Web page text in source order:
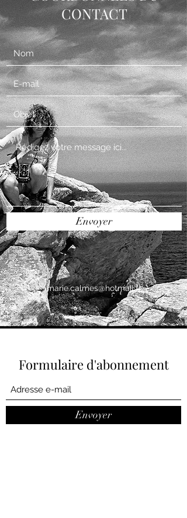
CONTACT
Envoyer
marie.calmes@hotmail.fr
Formulaire d'abonnement
Envoyer